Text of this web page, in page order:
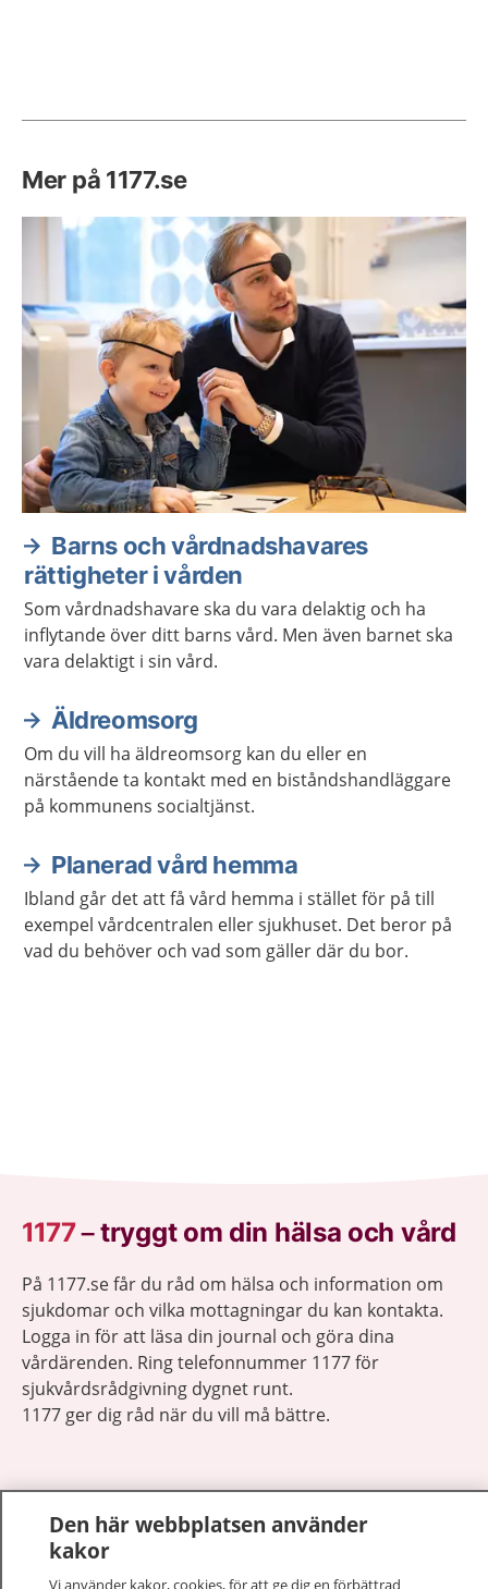
Mer på 1177.se
Barns och vårdnadshavares
rättigheter i vården
Som vårdnadshavare ska du vara delaktig och ha
inflytande över ditt barns vård. Men även barnet ska
vara delaktigt i sin vård.
Äldreomsorg
Om du vill ha äldreomsorg kan du eller en
närstående ta kontakt med en biståndshandläggare
på kommunens socialtjänst.
Planerad vård hemma
Ibland går det att få vård hemma i stället för på till
exempel vårdcentralen eller sjukhuset. Det beror på
vad du behöver och vad som gäller där du bor.
1177–tryggt om din hälsa och vård
På 1177.se får du råd om hälsa och information om
sjukdomar och vilka mottagningar du kan kontakta.
Logga in för att läsa din journal och göra dina
vårdärenden. Ring telefonnummer 1177 för
sjukvårdsrådgivning dygnet runt.
1177 ger dig råd när du vill må bättre.
1177 på flera språk
Den här webbplatsen använder
kakor
Vi använder kakor, cookies, för att ge dig en förbättrad